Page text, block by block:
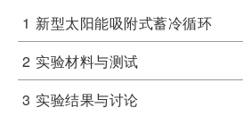
1 新型太阳能吸附式蓄冷循环
2 实验材料与测试
3 实验结果与讨论